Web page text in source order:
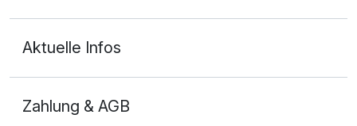
Aktuelle Infos
Zahlung & AGB